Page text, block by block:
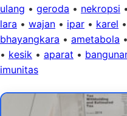
ulang • geroda • nekropsi •
lara • wajan • ipar • karel •
bhayangkara • ametabola •
• kesik • aparat •
imunitas